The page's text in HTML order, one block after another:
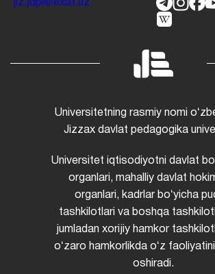
jiz.jdpi@exat.uz
Universitetning rasmiy nomi
Jizzax davlat pedagogika
Universitet iqtisodiyotni davlat
organlari, mahalliy davlat
organlari, kadrlar boʻyicha
tashkilotlari va boshqa
jumladan xorijiy hamkor
oʻzaro hamkorlikda oʻz
oshiradi.